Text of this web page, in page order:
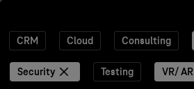
CRM Cloud Consulting
Security Testing VR/ AR